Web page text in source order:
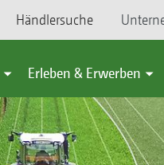
Händlersuche
Erleben & Erwerben